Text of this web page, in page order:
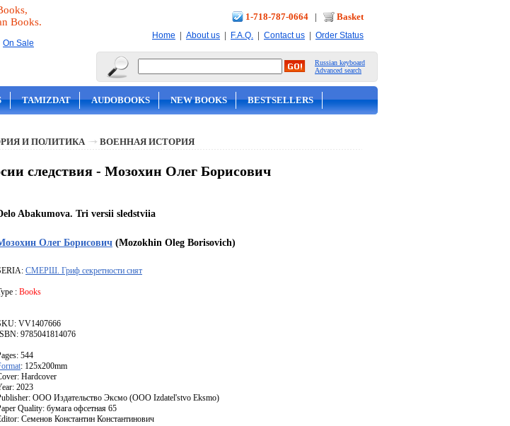
Books.
On Sale
1-718-787-0664 | Basket
Home | About us | F.A.Q. | Contact us | Order Status
Russian keyboard
Advanced search
TAMIZDAT AUDOBOOKS NEW BOOKS BESTSELLERS
И ПОЛИТИКА ВОЕННАЯ ИСТОРИЯ
следствия - Мозохин Олег Борисович
Abakumova. Tri versii sledstviia
Олег Борисович (Mozokhin Oleg Borisovich)
СМЕРШ. Гриф секретности снят
: Books
VV1407666
9785041814076
544
: 125x200mm
Hardcover
2023
ООО Издательство Эксмо (OOO Izdatel'stvo Eksmo)
Quality: бумага офсетная 65
Семенов Константин Константинович